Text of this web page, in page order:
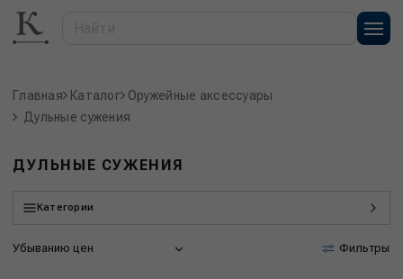
Главная Каталог Оружейные аксессуары
Дульные сужения
ДУЛЬНЫЕ СУЖЕНИЯ
Категории
Убыванию цен Фильтры